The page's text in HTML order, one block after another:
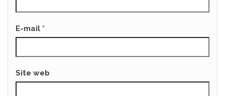
E-mail *
Site web